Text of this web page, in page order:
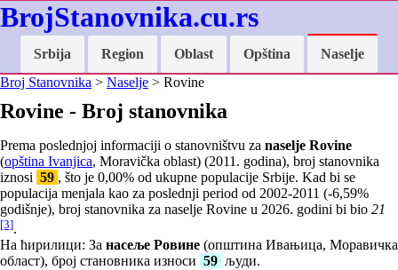
BrojStanovnika.cu.rs
Srbija Region Oblast Opština
Naselje
Broj Stanovnika > Naselje > Rovine
Rovine - Broj stanovnika
Prema poslednjoj informaciji o stanovništvu za naselje Rovine
(opština Ivanjica, Moravička oblast) (2011. godina), broj stanovnika
iznosi 59 , što je 0,00% od ukupne populacije Srbije. Kad bi se
populacija menjala kao za poslednji period od 2002-2011 (-6,59%
godišnje), broj stanovnika za naselje Rovine u 2026. godini bi bio 21
[3].
На ћирилици: За насеље Ровине (општина Ивањица, Моравичка
област), број становника износи 59 људи.